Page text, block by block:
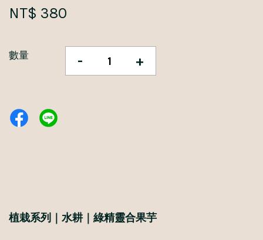
NT$ 380
數量 - +
植栽系列｜水耕｜綠精靈合果芋